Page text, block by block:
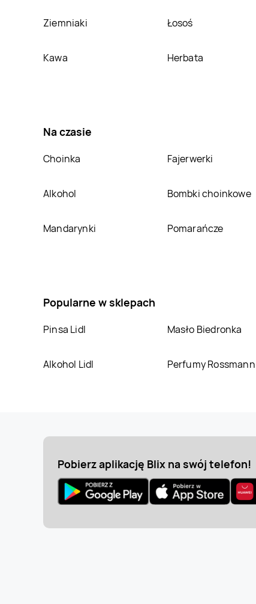
Ziemniaki Łosoś
Kawa Herbata
Na czasie
Choinka Fajerwerki
Alkohol Bombki choinkowe
Mandarynki Pomarańcze
Popularne w sklepach
Pinsa Lidl Masło Biedronka
Alkohol Lidl Perfumy Rossmann
Pobierz aplikację Blix na swój telefon!